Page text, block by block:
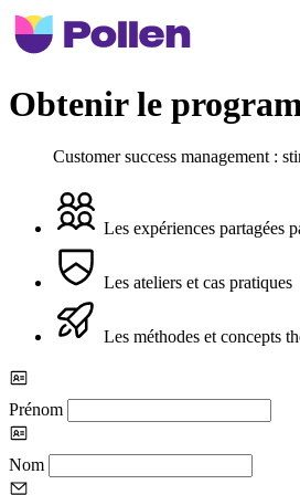
Obtenir le
Customer success management :
Les expériences partagées
Les ateliers et cas pratiques
Les méthodes et concepts
Prénom
Nom